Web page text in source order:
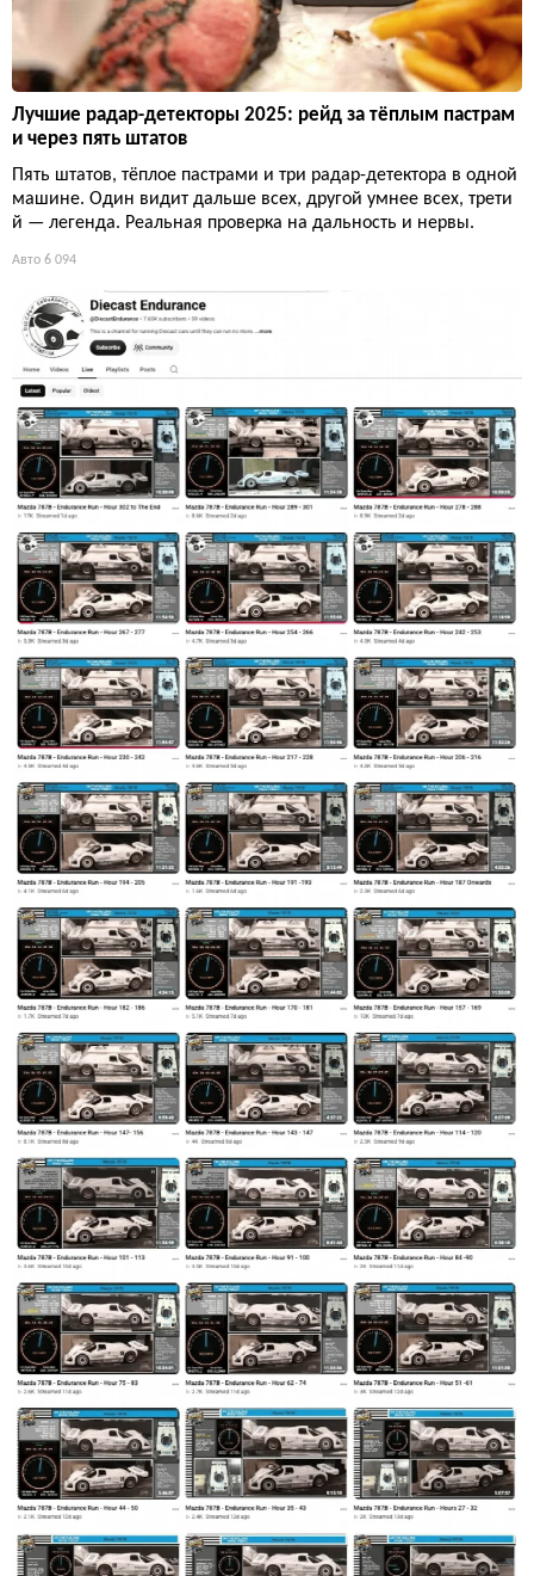
Лучшие радар-детекторы 2025: рейд за тёплым пастрам
и через пять штатов
Пять штатов, тёплое пастрами и три радар-детектора в одной
машине. Один видит дальше всех, другой умнее всех, трети
й — легенда. Реальная проверка на дальность и нервы.
Авто 6 094